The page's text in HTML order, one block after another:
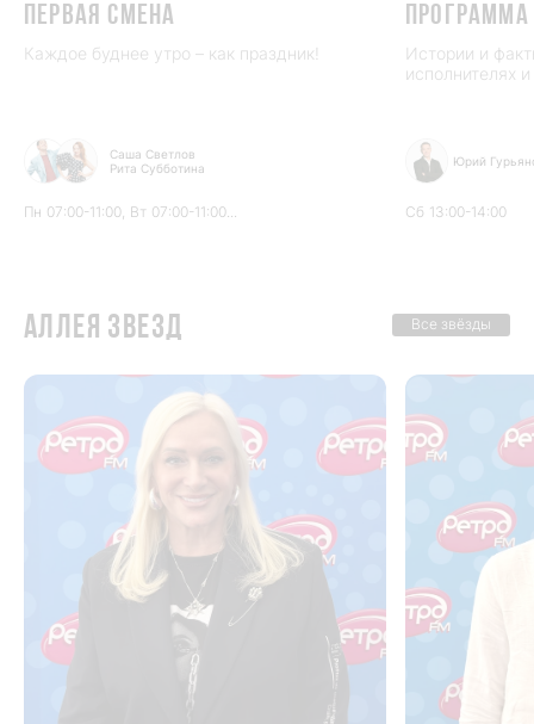
ПЕРВАЯ СМЕНА
Каждое буднее утро – как праздник!
Саша Светлов
Рита Субботина
Пн 07:00-11:00, Вт 07:00-11:00...
Истории и
исполнителях
Юрий
Сб 13:00-14:00
Аллея звезд Все звёзды